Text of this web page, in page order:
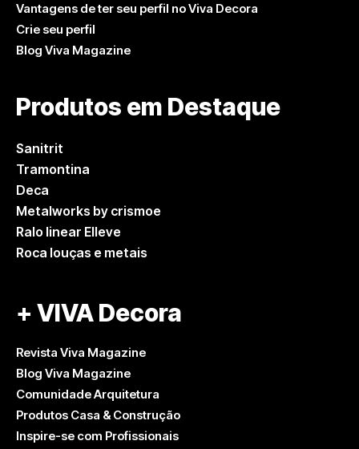
Vantagens de ter seu perfil no Viva Decora
Crie seu perfil
Blog Viva Magazine
Produtos em Destaque
Sanitrit
Tramontina
Deca
Metalworks by crismoe
Ralo linear Elleve
Roca louças e metais
+ VIVA Decora
Revista Viva Magazine
Blog Viva Magazine
Comunidade Arquitetura
Produtos Casa & Construção
Inspire-se com Profissionais